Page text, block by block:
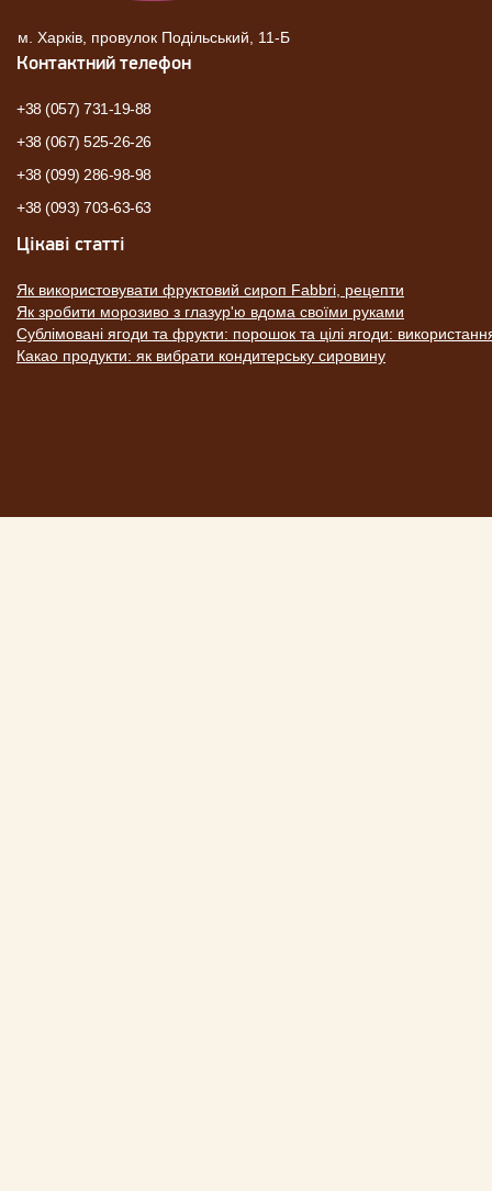
м. Харків, провулок Подільський, 11-Б
Контактний телефон
+38 (057) 731-19-88
+38 (067) 525-26-26
+38 (099) 286-98-98
+38 (093) 703-63-63
Цікаві статті
Як використовувати фруктовий сироп Fabbri, рецепти
Як зробити морозиво з глазур'ю вдома своїми руками
Сублімовані ягоди та фрукти: порошок та цілі ягоди:
Какао продукти: як вибрати кондитерську сировину